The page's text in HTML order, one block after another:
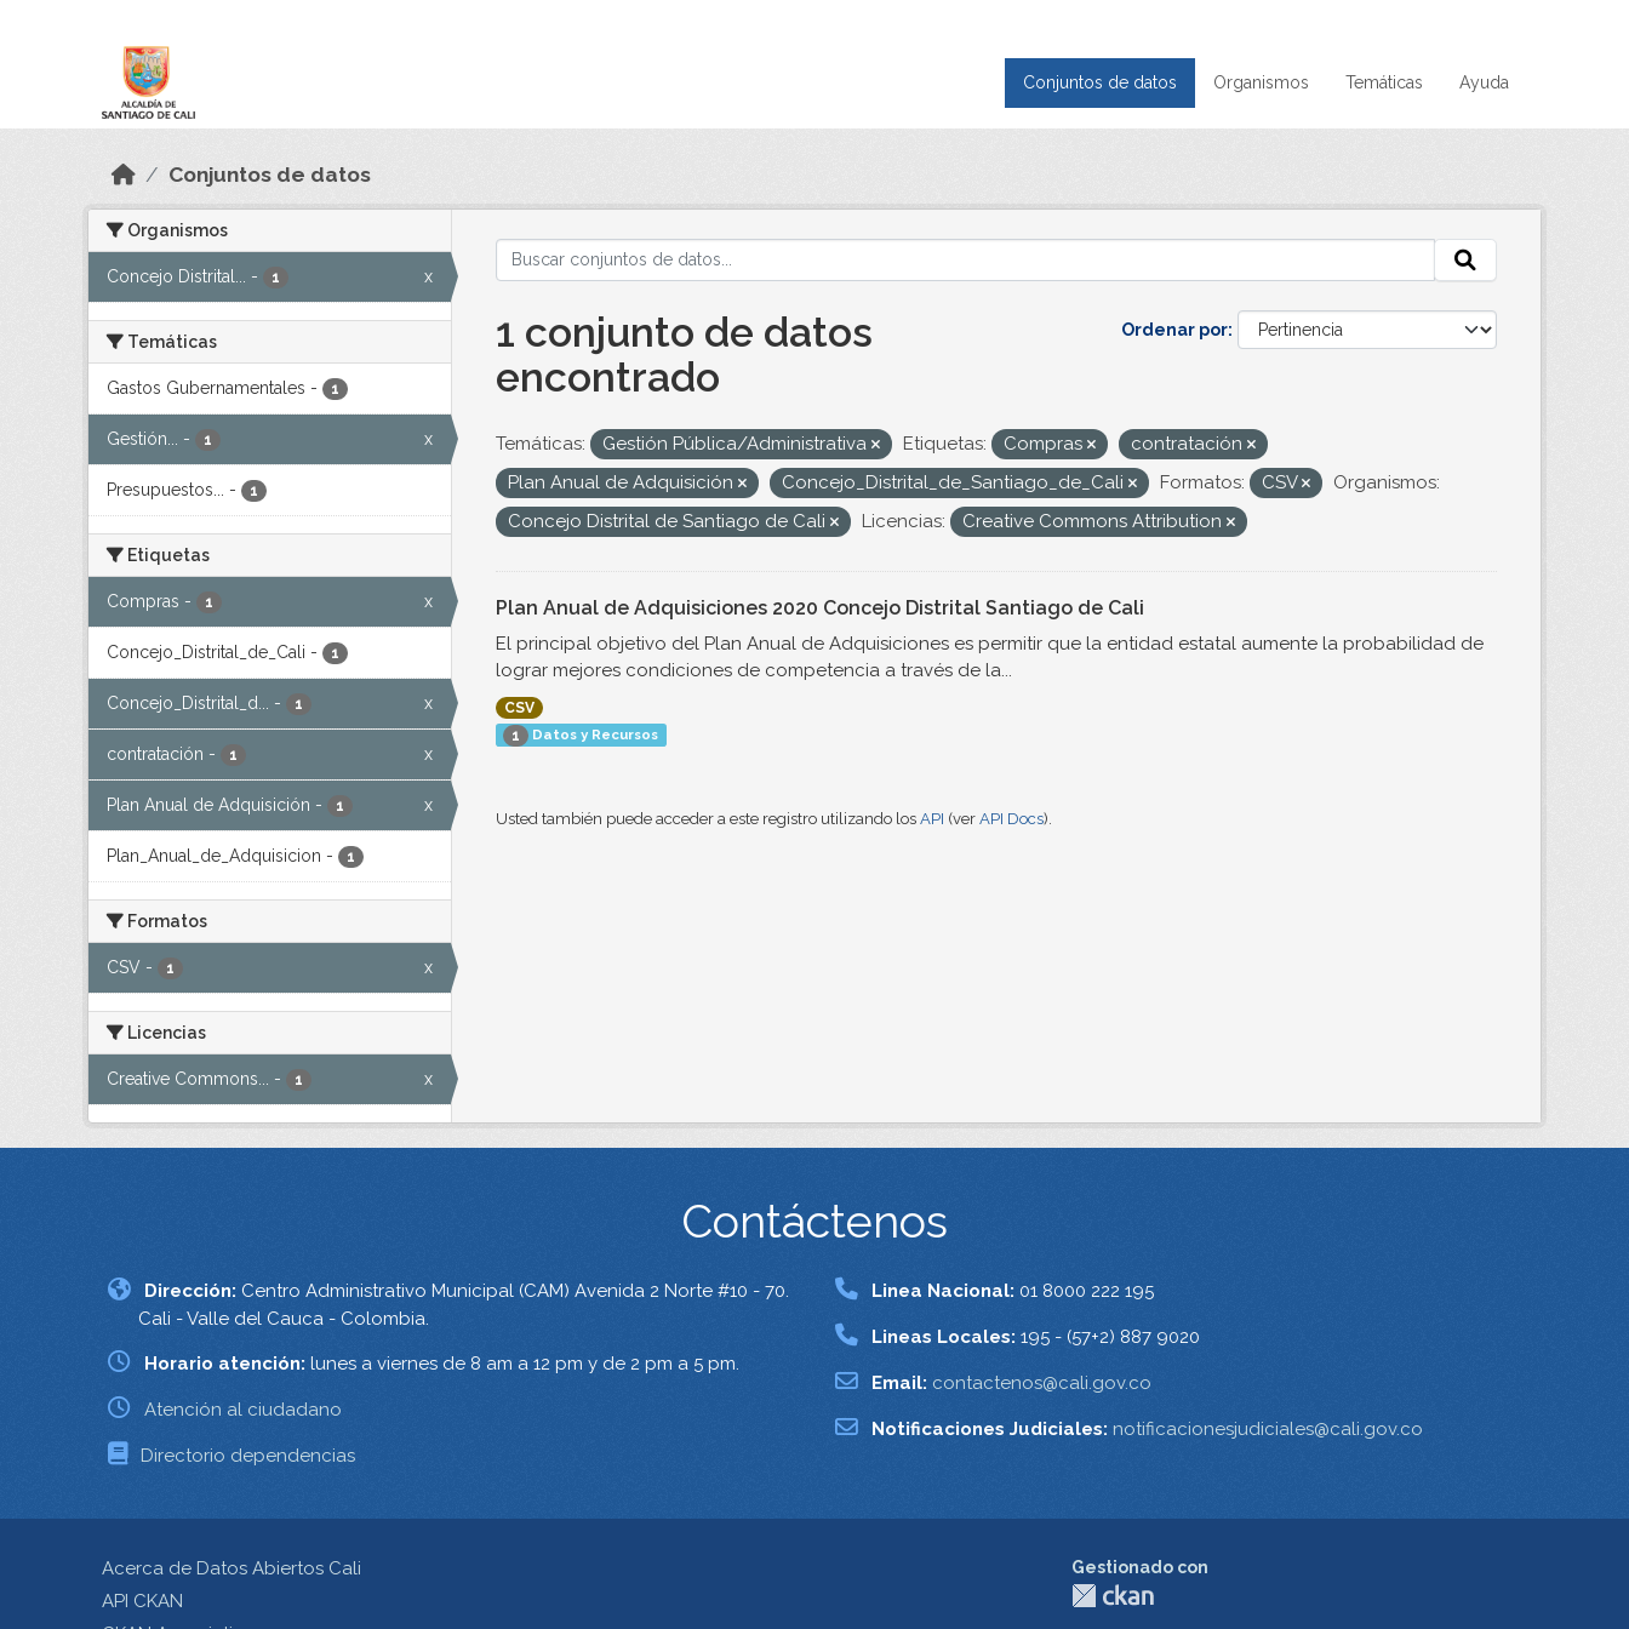
Conjuntos de datos Organismos Temáticas Ayuda
Conjuntos de datos
Organismos
Concejo Distrital... - 1 x
Temáticas
Gastos Gubernamentales - 1
Gestión... - 1 x
Presupuestos... - 1
Etiquetas
Compras - 1 x
Concejo_Distrital_de_Cali - 1
Concejo_Distrital_d... - 1 x
contratación - 1 x
Plan Anual de Adquisición - 1 x
Plan_Anual_de_Adquisicion - 1
Formatos
CSV - 1 x
Licencias
Creative Commons... - 1 x
Ordenar por
1 conjunto de datos
encontrado
Temáticas: Gestión Pública/Administrativa Etiquetas: Compras
contratación
Plan Anual de Adquisición
Concejo_Distrital_de_Santiago_de_Cali Formatos: CSV
Organismos:
Concejo Distrital de Santiago de Cali
Licencias: Creative Commons Attribution
Plan Anual de Adquisiciones 2020 Concejo Distrital Santiago de Cali
El principal objetivo del Plan Anual de Adquisiciones es permitir que la entidad estatal aumente la probabilidad de
lograr mejores condiciones de competencia a través de la...
CSV
1
Datos y Recursos
Usted también puede acceder a este registro utilizando los API (ver API Docs).
Contáctenos
Dirección: Centro Administrativo Municipal (CAM) Avenida 2 Norte #10 - 70.
Cali - Valle del Cauca - Colombia.
Horario atención: lunes a viernes de 8 am a 12 pm y de 2 pm a 5 pm.
Atención al ciudadano
Directorio dependencias
Linea Nacional: 01 8000 222 195
Lineas Locales: 195 - (57+2) 887 9020
Email: contactenos@cali.gov.co
Notificaciones Judiciales: notificacionesjudiciales@cali.gov.co
Acerca de Datos Abiertos Cali
API CKAN
Gestionado con